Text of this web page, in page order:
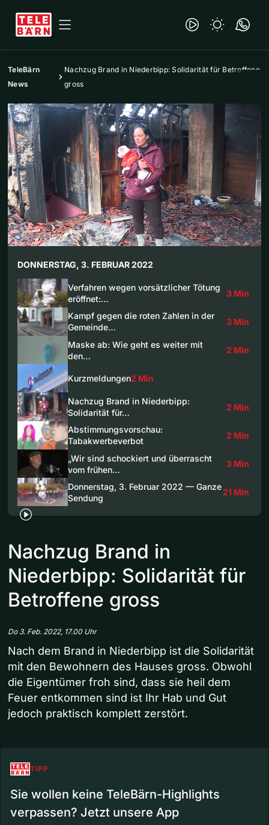
TeleBärn
News
Nachzug Brand in Niederbipp: Solidarität für Betroffene
gross
DONNERSTAG, 3. FEBRUAR 2022
Verfahren wegen vorsätzlicher Tötung
eröffnet:…
3 Min
Kampf gegen die roten Zahlen in der
Gemeinde…
3 Min
Maske ab: Wie geht es weiter mit
den…
2 Min
Kurzmeldungen2 Min
Nachzug Brand in Niederbipp:
Solidarität für…
2 Min
Abstimmungsvorschau:
Tabakwerbeverbot
2 Min
„Wir sind schockiert und überrascht
vom frühen…
3 Min
Donnerstag, 3. Februar 2022 — Ganze
Sendung
21 Min
Nachzug Brand in
Niederbipp: Solidarität für
Betroffene gross
Do 3. Feb. 2022, 17.00 Uhr
Nach dem Brand in Niederbipp ist die Solidarität
mit den Bewohnern des Hauses gross. Obwohl
die Eigentümer froh sind, dass sie heil dem
Feuer entkommen sind ist Ihr Hab und Gut
jedoch praktisch komplett zerstört.
TIPP
Sie wollen keine TeleBärn-Highlights
verpassen? Jetzt unsere App